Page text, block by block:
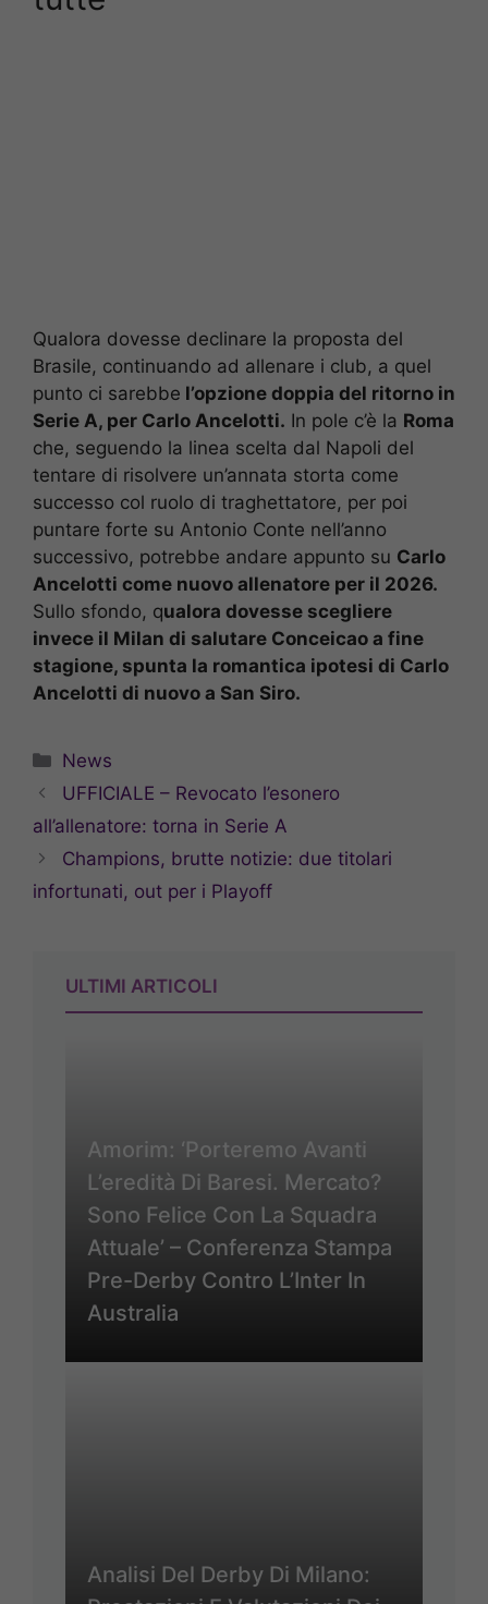
Qualora dovesse declinare la proposta del
Brasile, continuando ad allenare i club, a quel
punto ci sarebbe l’opzione doppia del ritorno in
Serie A, per Carlo Ancelotti. In pole c’è la Roma
che, seguendo la linea scelta dal Napoli del
tentare di risolvere un’annata storta come
successo col ruolo di traghettatore, per poi
puntare forte su Antonio Conte nell’anno
successivo, potrebbe andare appunto su Carlo
Ancelotti come nuovo allenatore per il 2026.
Sullo sfondo, qualora dovesse scegliere
invece il Milan di salutare Conceicao a fine
stagione, spunta la romantica ipotesi di Carlo
Ancelotti di nuovo a San Siro.
Categorie
News
UFFICIALE – Revocato l’esonero
all’allenatore: torna in Serie A
Champions, brutte notizie: due titolari
infortunati, out per i Playoff
ULTIMI ARTICOLI
Amorim: ‘Porteremo Avanti
L’eredità Di Baresi. Mercato?
Sono Felice Con La Squadra
Attuale’ – Conferenza Stampa
Pre-Derby Contro L’Inter In
Australia
Analisi Del Derby Di Milano: